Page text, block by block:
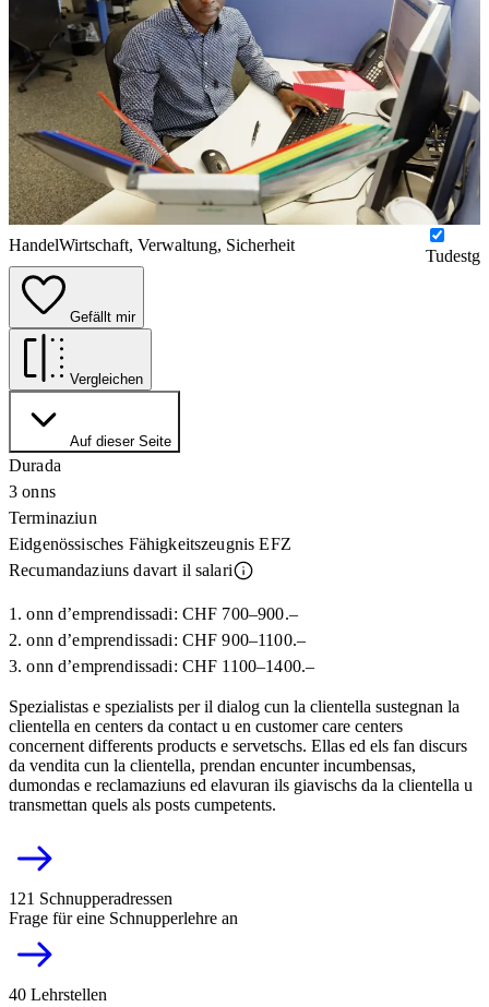
HandelWirtschaft, Verwaltung, Sicherheit
Tudestg
Gefällt mir
Vergleichen
Auf dieser Seite
Durada
3 onns
Terminaziun
Eidgenössisches Fähigkeitszeugnis EFZ
Recumandaziuns davart il salari
1. onn d’emprendissadi: CHF 700–900.–
2. onn d’emprendissadi: CHF 900–1100.–
3. onn d’emprendissadi: CHF 1100–1400.–
Spezialistas e spezialists per il dialog cun la clientella sustegnan la
clientella en centers da contact u en customer care centers
concernent differents products e servetschs. Ellas ed els fan discurs
da vendita cun la clientella, prendan encunter incumbensas,
dumondas e reclamaziuns ed elavuran ils giavischs da la clientella u
transmettan quels als posts cumpetents.
121 Schnupperadressen
Frage für eine Schnupperlehre an
40 Lehrstellen